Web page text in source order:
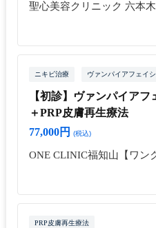
聖心美容クリニック 六本
ニキビ治療 ヴァンパイアフェイ
【初診】ヴァンパイア
＋PRP皮膚再生療法
77,000円
(税込)
ONE CLINIC福知山【ワン
PRP皮膚再生療法